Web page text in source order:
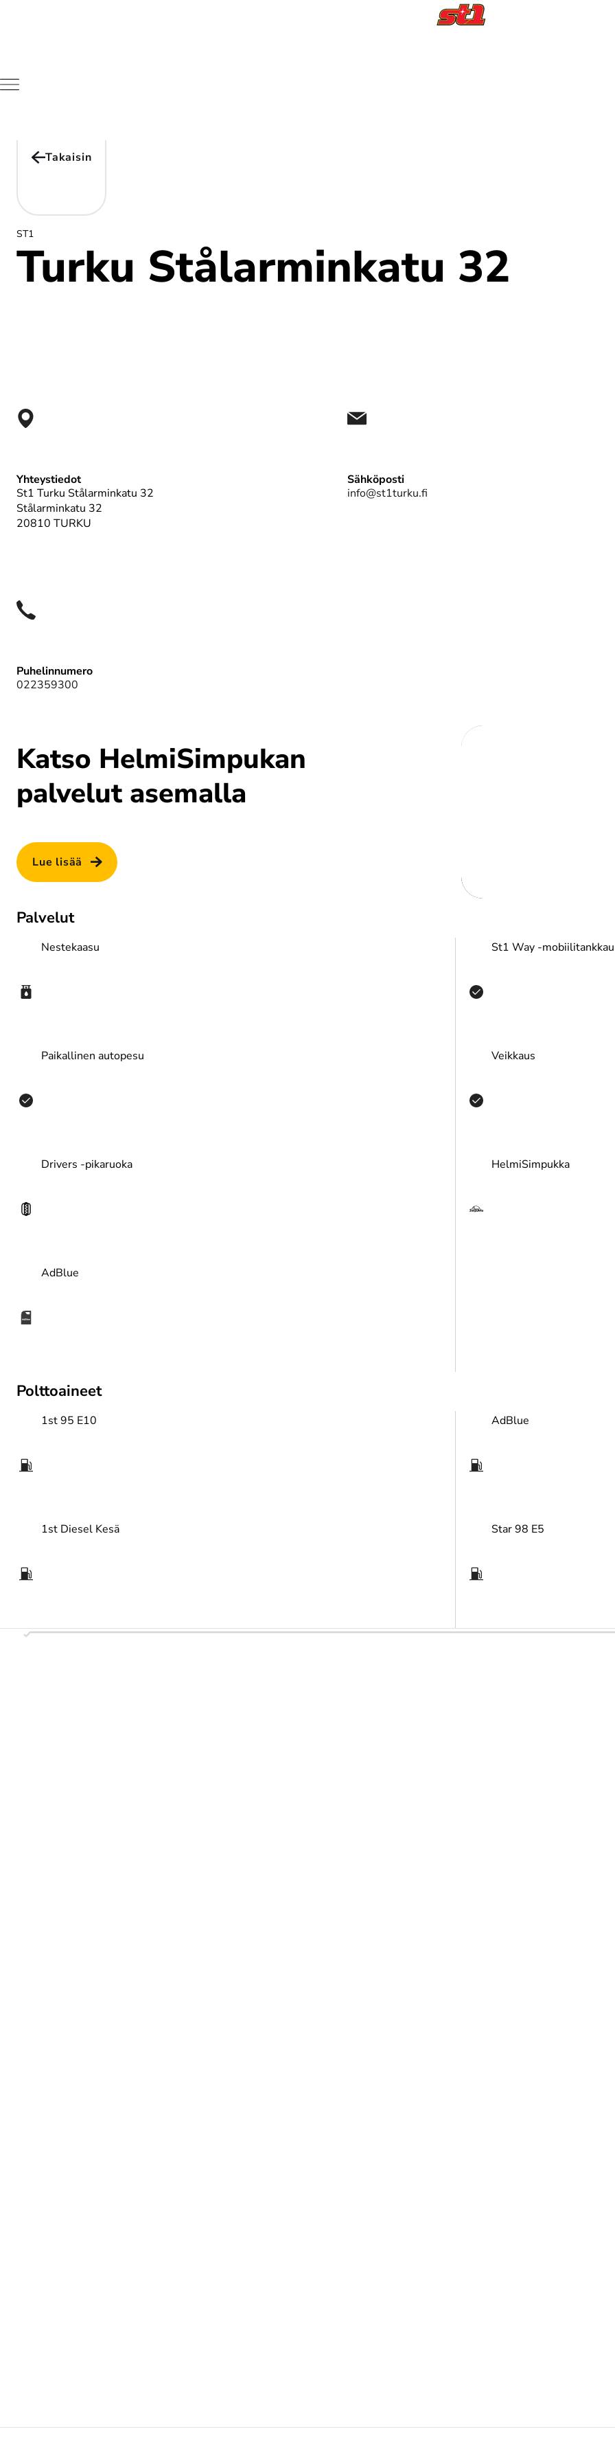
Takaisin
ST1
Turku Stålarminkatu 32
Yhteystiedot
St1 Turku Stålarminkatu 32
Stålarminkatu 32
20810 TURKU
Puhelinnumero
022359300
Sähköposti
info@st1turku.fi
Katso HelmiSimpukan
palvelut asemalla
Lue lisää
Palvelut
Nestekaasu St1 Way -
Paikallinen autopesu Veikkaus
Drivers -pikaruoka HelmiSimpukka
AdBlue
Polttoaineet
1st 95 E10 AdBlue
1st Diesel Kesä Star 98 E5